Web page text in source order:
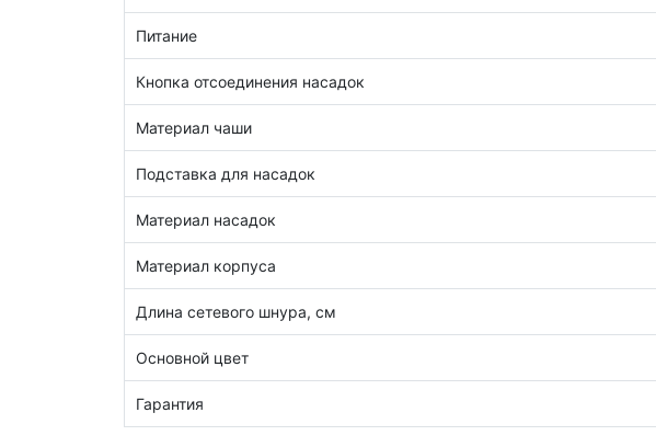
Питание
Кнопка отсоединения насадок
Материал чаши
Подставка для насадок
Материал насадок
Материал корпуса
Длина сетевого шнура, см
Основной цвет
Гарантия